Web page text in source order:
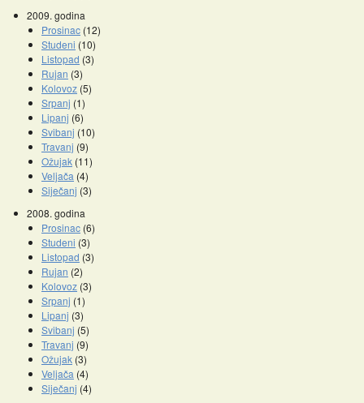
2009. godina
Prosinac (12)
Studeni (10)
Listopad (3)
Rujan (3)
Kolovoz (5)
Srpanj (1)
Lipanj (6)
Svibanj (10)
Travanj (9)
Ožujak (11)
Veljača (4)
Siječanj (3)
2008. godina
Prosinac (6)
Studeni (3)
Listopad (3)
Rujan (2)
Kolovoz (3)
Srpanj (1)
Lipanj (3)
Svibanj (5)
Travanj (9)
Ožujak (3)
Veljača (4)
Siječanj (4)